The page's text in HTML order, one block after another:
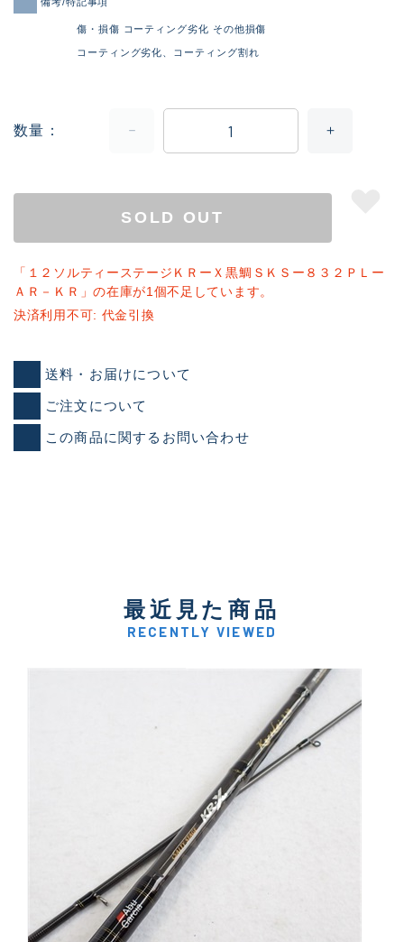
傷・損傷 コーティング劣化 その他損傷
コーティング劣化、コーティング割れ
数量
SOLD OUT
「１２ソルティーステージＫＲーＸ黒鯛ＳＫＳー８３２ＰＬー
ＡＲ－ＫＲ」の在庫が1個不足しています。
決済利用不可: 代金引換
送料・お届けについて
ご注文について
この商品に関するお問い合わせ
最近見た商品
RECENTLY VIEWED